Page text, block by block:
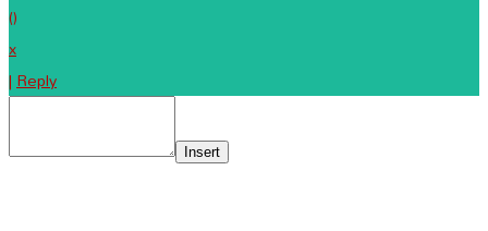
()
x
|Reply
Insert